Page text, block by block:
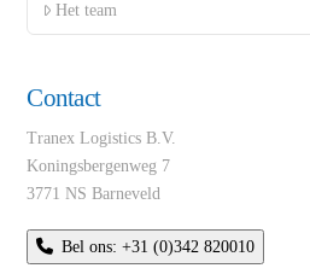
Het team
Contact
Tranex Logistics B.V.
Koningsbergenweg 7
3771 NS Barneveld
Bel ons: +31 (0)342 820010